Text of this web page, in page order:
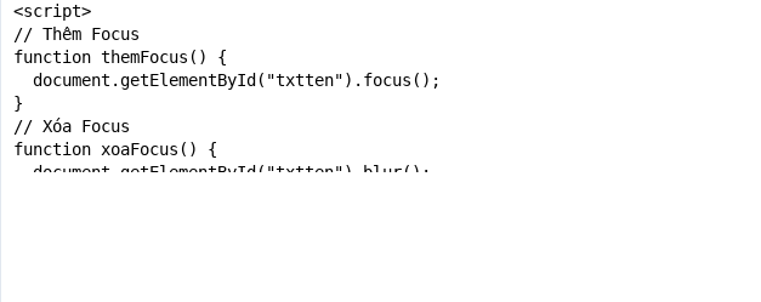
<script>
// Thêm Focus
function themFocus() {
  document.getElementById("txtten").focus();
}
// Xóa Focus
function xoaFocus() {
  document.getElementById("txtten").blur();